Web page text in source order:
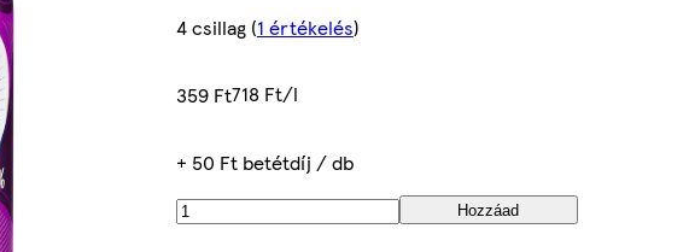
4 csillag(1 értékelés)
359 Ft718 Ft/l
+ 50 Ft betétdíj / db
Hozzáad